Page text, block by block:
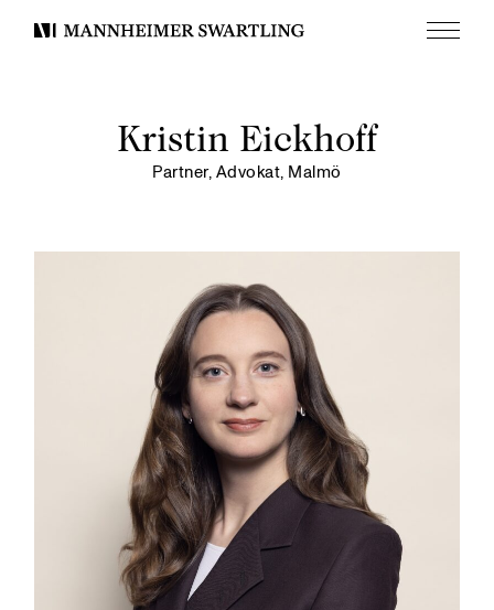
Mannheimer
Meny
Kristin Eickhoff
Partner, Advokat, Malmö